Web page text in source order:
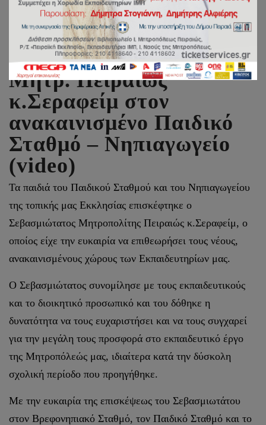
Επίσκεψη του Σεβ.
Μητρ. Πειραιώς
κ.Σεραφείμ στον
ανακαινισμένο Παιδικό
Σταθμό – Νηπιαγωγείο
(video)
Τα παιδιά του Παιδικού Σταθμού και του Νηπιαγωγείου
της τοπικής μας Εκκλησίας επισκέφτηκε ο
Σεβασμιώτατος Μητροπολίτης Πειραιώς κ.Σεραφείμ, ο
οποίος είχε την ευκαιρία να επιθεωρήσει τους νέους,
ανακαινισμένους χώρους των Εκπαιδευτηρίων μας.
Ο Σεβασμιώτατος συνομίλησε με τους εκπαιδευτικούς
και το διοικητικό προσωπικό και του δόθηκε η
δυνατότητα να τους ευχαριστήσει και να τους συγχαρεί
για την μεγάλη τους προσφορά στο εκπαιδευτικό έργο
της Μητροπόλεώς μας, ιδιαίτερα κατά την δύσκολη
σχολική περίοδο που προηγήθηκε.
Με την ευκαιρία της επισκέψεως του Σεβασμιωτάτου
στον Βρεφονηπιακό Σταθμό, τον Παιδικό Σταθμό και το